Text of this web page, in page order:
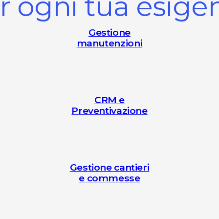
Gestione
manutenzioni
CRM e
Preventivazione
Gestione cantieri
e commesse